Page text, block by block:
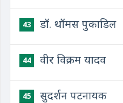
43 डॉ. थॉमस पुकाडिल
44 वीर विक्रम यादव
45 सुदर्शन पटनायक